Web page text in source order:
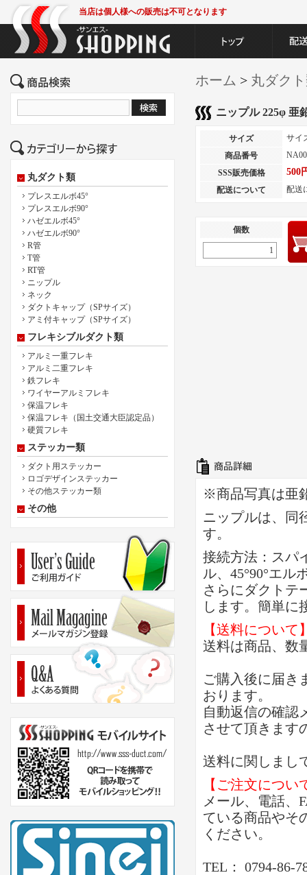
当店は個人様への販売は不可となります
丸ダクト類
プレスエルボ45°
プレスエルボ90°
ハゼエルボ45°
ハゼエルボ90°
R管
T管
RT管
ニップル
ネック
ダクトキャップ（SPサイズ）
アミ付キャップ（SPサイズ）
フレキシブルダクト類
アルミ一重フレキ
アルミ二重フレキ
鉄フレキ
ワイヤーアルミフレキ
保温フレキ
保温フレキ（国土交通大臣認定品）
硬質フレキ
ステッカー類
ダクト用ステッカー
ロゴデザインステッカー
その他ステッカー類
その他
ホーム > 丸ダク
ニップル 225φ 亜
サイズ
サイ
商品番号
SSS販売価格
500
配送について 配送
個数
※商品写真は亜
ニップルは、同
す。
接続方法：スパ
ル、45°90°エル
さらにダクトテ
します。簡単に
【送料について
送料は商品、数
ご購入後に届き
おります。
自動返信の確認
させて頂きます
送料に関しまし
【ご注文につい
メール、電話、
ている商品やそ
ください。
TEL： 0794-86-